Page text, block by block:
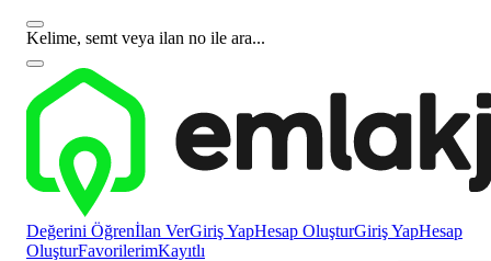
Kelime, semt veya ilan no ile ara...
Değerini Öğrenİlan VerGiriş YapHesap OluşturGiriş YapHesap
OluşturFavorilerimKayıtlı